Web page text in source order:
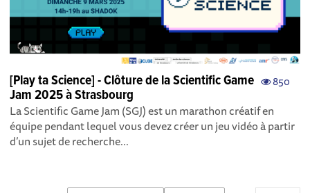
850
[Play ta Science] - Clôture de la Scientific Game
Jam 2025 à Strasbourg
La Scientific Game Jam (SGJ) est un marathon créatif en
équipe pendant lequel vous devez créer un jeu vidéo à partir
d’un sujet de recherche...